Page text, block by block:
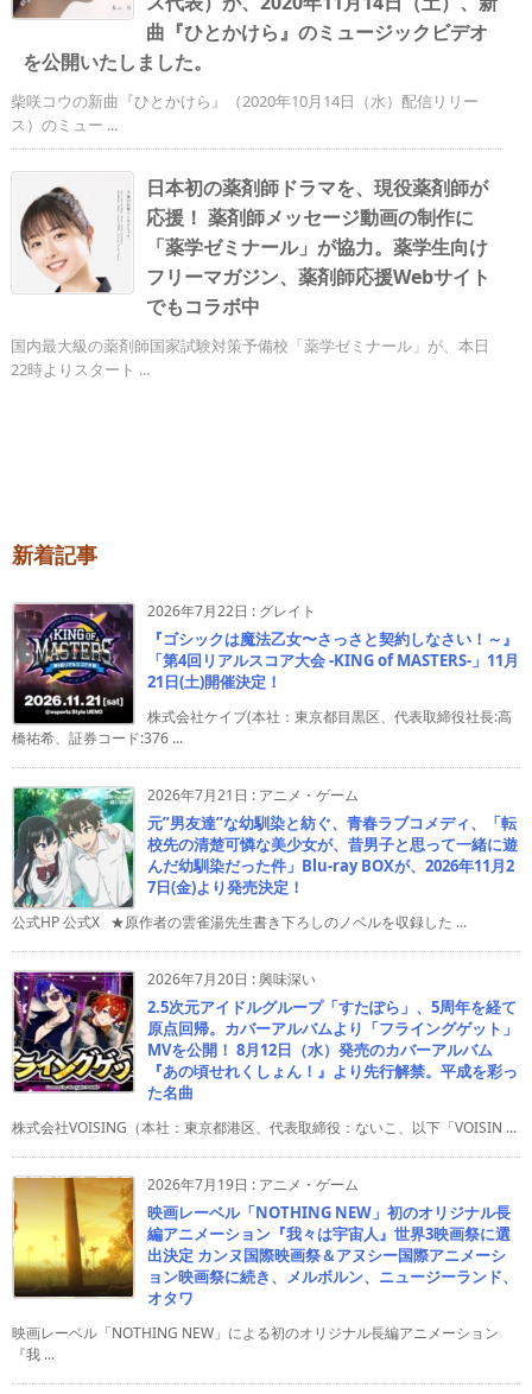
曲『ひとかけら』のミュージックビデオ
を公開いたしました。
柴咲コウの新曲『ひとかけら』（2020年10月14日（水）配信リリー
ス）のミュー ...
日本初の薬剤師ドラマを、現役薬剤師が
応援！ 薬剤師メッセージ動画の制作に
「薬学ゼミナール」が協力。薬学生向け
フリーマガジン、薬剤師応援Webサイト
でもコラボ中
国内最大級の薬剤師国家試験対策予備校「薬学ゼミナール」が、本日
22時よりスタート ...
新着記事
2026年7月22日 : グレイト
『ゴシックは魔法乙女〜さっさと契約しなさい！～』
「第4回リアルスコア大会 -KING of MASTERS-」11月
21日(土)開催決定！
株式会社ケイブ(本社：東京都目黒区、代表取締役社長:高
橋祐希、証券コード:376 ...
2026年7月21日 : アニメ・ゲーム
元”男友達”な幼馴染と紡ぐ、青春ラブコメディ、「転
校先の清楚可憐な美少女が、昔男子と思って一緒に遊
んだ幼馴染だった件」Blu-ray BOXが、2026年11月2
7日(金)より発売決定！
公式HP 公式X ★原作者の雲雀湯先生書き下ろしのノベルを収録した ...
2026年7月20日 :興味深い
2.5次元アイドルグループ「すたぽら」、5周年を経て
原点回帰。カバーアルバムより「フライングゲット」
MVを公開！ 8月12日（水）発売のカバーアルバム
『あの頃せれくしょん！』より先行解禁。平成を彩っ
た名曲
株式会社VOISING（本社：東京都港区、代表取締役：ないこ、以下「VOISIN ...
2026年7月19日 : アニメ・ゲーム
映画レーベル「NOTHING NEW」初のオリジナル長
編アニメーション『我々は宇宙人』世界3映画祭に選
出決定 カンヌ国際映画祭＆アヌシー国際アニメーシ
ョン映画祭に続き、メルボルン、ニュージーランド、
オタワ
映画レーベル「NOTHING NEW」による初のオリジナル長編アニメーション
『我 ...